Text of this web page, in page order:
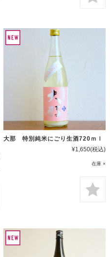
大那 特別純米にごり生酒720ｍｌ
¥1,650(税込)
在庫 ×